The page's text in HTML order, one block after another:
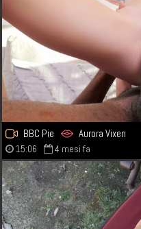
BBC Pie Aurora Vixen
15:06 4 mesi fa